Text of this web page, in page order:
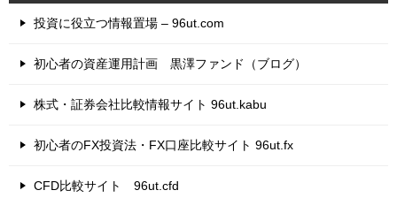
投資に役立つ情報置場 – 96ut.com
初心者の資産運用計画 黒澤ファンド（ブログ）
株式・証券会社比較情報サイト 96ut.kabu
初心者のFX投資法・FX口座比較サイト 96ut.fx
CFD比較サイト 96ut.cfd